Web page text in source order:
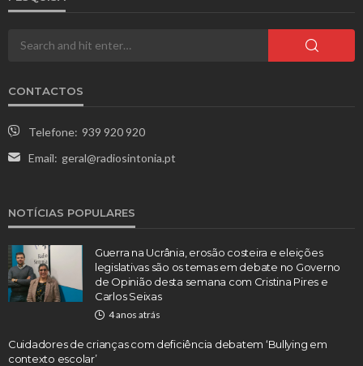
CONTACTOS
Telefone: 939 920 920
Email: geral@radiosintonia.pt
NOTÍCIAS POPULARES
Guerra na Ucrânia, erosão costeira e eleições
legislativas são os temas em debate no Governo
de Opinião desta semana com Cristina Pires e
Carlos Seixas
4 anos atrás
Cuidadores de crianças com deficiência debatem ‘Bullying em
contexto escolar’